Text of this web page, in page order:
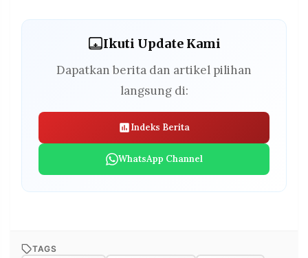
Ikuti Update Kami
Dapatkan berita dan artikel pilihan
langsung di:
Indeks Berita
WhatsApp Channel
TAGS